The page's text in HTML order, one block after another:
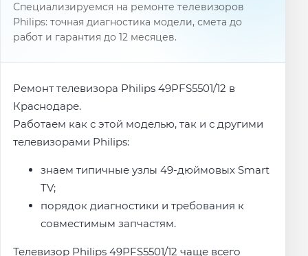
Специализируемся на ремонте телевизоров
Philips: точная диагностика модели, смета до
работ и гарантия до 12 месяцев.
Ремонт телевизора Philips 49PFS5501/12 в
Краснодаре.
Работаем как с этой моделью, так и с другими
телевизорами Philips:
знаем типичные узлы 49-дюймовых Smart
TV;
порядок диагностики и требования к
совместимым запчастям.
Телевизор Philips 49PFS5501/12 чаще всего